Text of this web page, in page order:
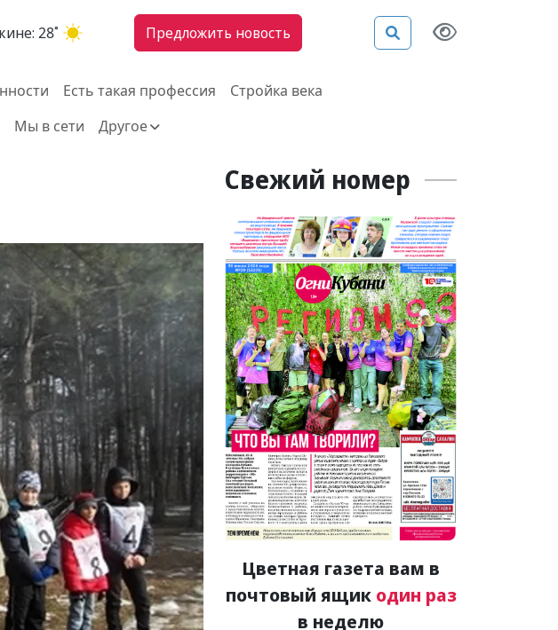
28˚ Предложить новость
Есть такая профессия
Стройка века
Мы в сети Другое
Свежий номер
Цветная газета вам в
почтовый ящик один раз
в неделю